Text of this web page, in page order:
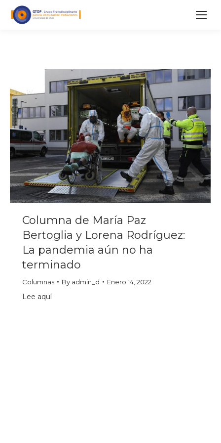
Columna de María Paz
Bertoglia y Lorena Rodríguez:
La pandemia aún no ha
terminado
Columnas By admin_d Enero 14, 2022
Lee aquí